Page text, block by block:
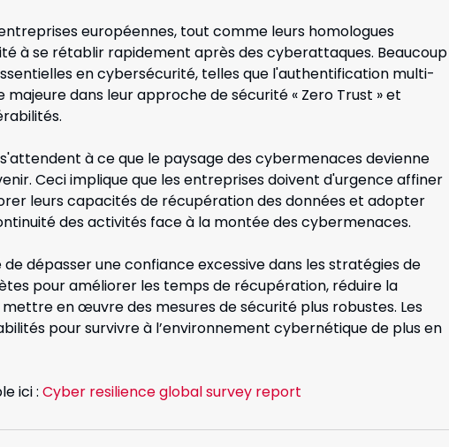
européennes, tout comme leurs homologues
à se rétablir rapidement après des cyberattaques. Beaucoup
en cybersécurité, telles que l'authentification multi-
dans leur approche de sécurité « Zero Trust » et
à ce que le paysage des cybermenaces devienne
Ceci implique que les entreprises doivent d'urgence affiner
leurs capacités de récupération des données et adopter
des activités face à la montée des cybermenaces.
dépasser une confiance excessive dans les stratégies de
pour améliorer les temps de récupération, réduire la
en œuvre des mesures de sécurité plus robustes. Les
pour survivre à l’environnement cybernétique de plus en
ici : Cyber resilience global survey report